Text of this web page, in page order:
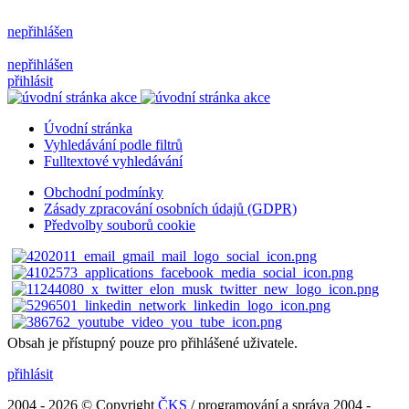
nepřihlášen
nepřihlášen
přihlásit
Úvodní stránka
Vyhledávání podle filtrů
Fulltextové vyhledávání
Obchodní podmínky
Zásady zpracování osobních údajů (GDPR)
Předvolby souborů cookie
Obsah je přístupný pouze pro přihlášené uživatele.
přihlásit
2004 - 2026 © Copyright ČKS / programování a správa 2004 -